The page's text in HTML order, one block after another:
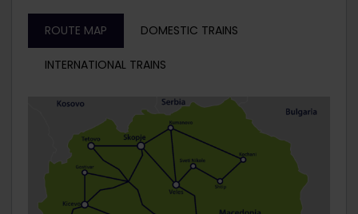
ROUTE MAP DOMESTIC TRAINS
INTERNATIONAL TRAINS